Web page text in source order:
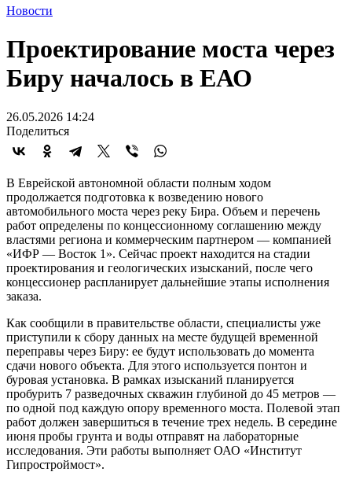
Новости
Проектирование моста через
Биру началось в ЕАО
26.05.2026 14:24
Поделиться
В Еврейской автономной области полным ходом
продолжается подготовка к возведению нового
автомобильного моста через реку Бира. Объем и перечень
работ определены по концессионному соглашению между
властями региона и коммерческим партнером — компанией
«ИФР — Восток 1». Сейчас проект находится на стадии
проектирования и геологических изысканий, после чего
концессионер распланирует дальнейшие этапы исполнения
заказа.
Как сообщили в правительстве области, специалисты уже
приступили к сбору данных на месте будущей временной
переправы через Биру: ее будут использовать до момента
сдачи нового объекта. Для этого используется понтон и
буровая установка. В рамках изысканий планируется
пробурить 7 разведочных скважин глубиной до 45 метров —
по одной под каждую опору временного моста. Полевой этап
работ должен завершиться в течение трех недель. В середине
июня пробы грунта и воды отправят на лабораторные
исследования. Эти работы выполняет ОАО «Институт
Гипростроймост».